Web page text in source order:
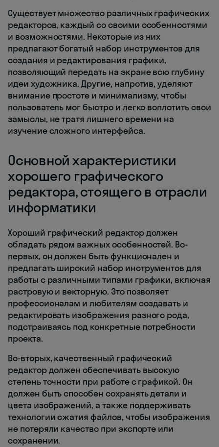
Существует множество различных графических
редакторов, каждый со своими особенностями
и возможностями. Некоторые из них
предлагают богатый набор инструментов для
создания и редактирования графики,
позволяющий передать на экране всю глубину
идеи художника. Другие, напротив, уделяют
внимание простоте и минимализму, чтобы
пользователь мог быстро и легко воплотить свои
замыслы, не тратя лишнего времени на
изучение сложного интерфейса.
Основной характеристики
хорошего графического
редактора, стоящего в отрасли
информатики
Хороший графический редактор должен
обладать рядом важных особенностей. Во-
первых, он должен быть функционален и
предлагать широкий набор инструментов для
работы с различными типами графики, включая
растровую и векторную. Это позволяет
профессионалам и любителям создавать и
редактировать изображения разного рода,
подстраиваясь под конкретные потребности
проекта.
Во-вторых, качественный графический
редактор должен обеспечивать высокую
степень точности при работе с графикой. Он
должен быть способен сохранять детали и
цвета изображений, а также поддерживать
технологии сжатия файлов, чтобы изображения
не потеряли качество при экспорте или
сохранении.